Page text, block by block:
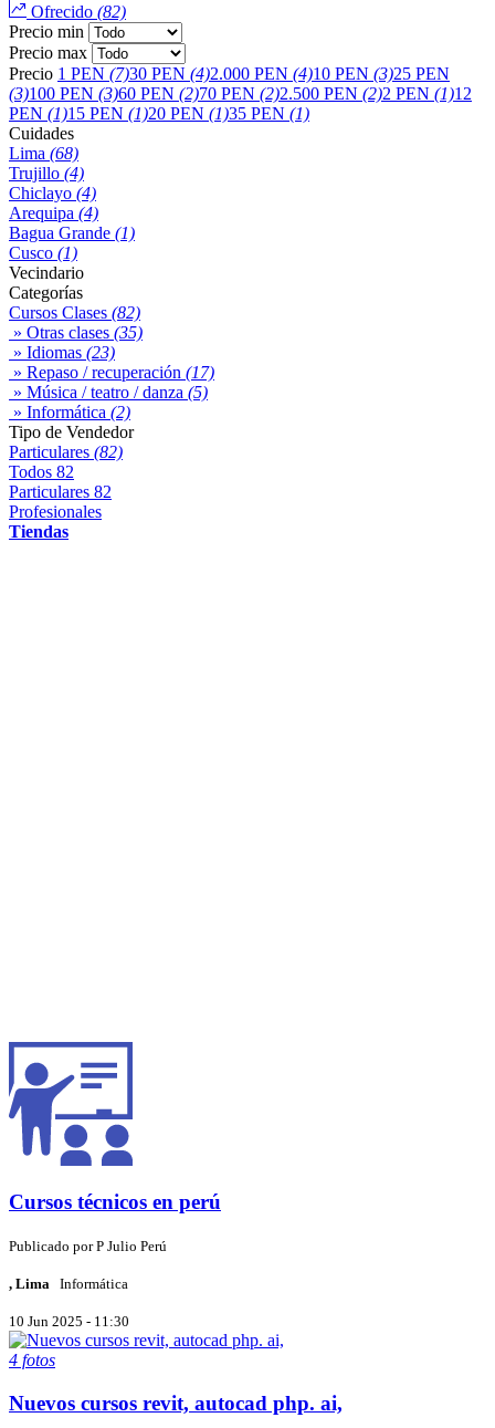
Ofrecido (82)
Precio min
Precio max
Precio 1 PEN (7)30 PEN (4)2.000 PEN (4)10 PEN (3)25 PEN
(3)100 PEN (3)60 PEN (2)70 PEN (2)2.500 PEN (2)2 PEN (1)12
PEN (1)15 PEN (1)20 PEN (1)35 PEN (1)
Cuidades
Lima (68)
Trujillo (4)
Chiclayo (4)
Arequipa (4)
Bagua Grande (1)
Cusco (1)
Vecindario
Categorías
Cursos Clases (82)
» Otras clases (35)
» Idiomas (23)
» Repaso / recuperación (17)
» Música / teatro / danza (5)
» Informática (2)
Tipo de Vendedor
Particulares (82)
Todos 82
Particulares 82
Profesionales
Tiendas
Cursos técnicos en perú
Publicado porP Julio Perú
, Lima Informática
10 Jun 2025 - 11:30
4 fotos
Nuevos cursos revit, autocad php. ai,